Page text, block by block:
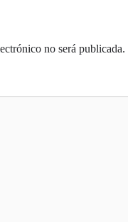
no será publicada.